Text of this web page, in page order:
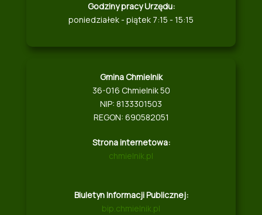
Godziny pracy Urzędu:
poniedziałek - piątek 7:15 - 15:15
Gmina Chmielnik
36-016 Chmielnik 50
NIP: 8133301503
REGON: 690582051
Strona internetowa:
chmielnik.pl
Biuletyn Informacji Publicznej:
bip.chmielnik.pl